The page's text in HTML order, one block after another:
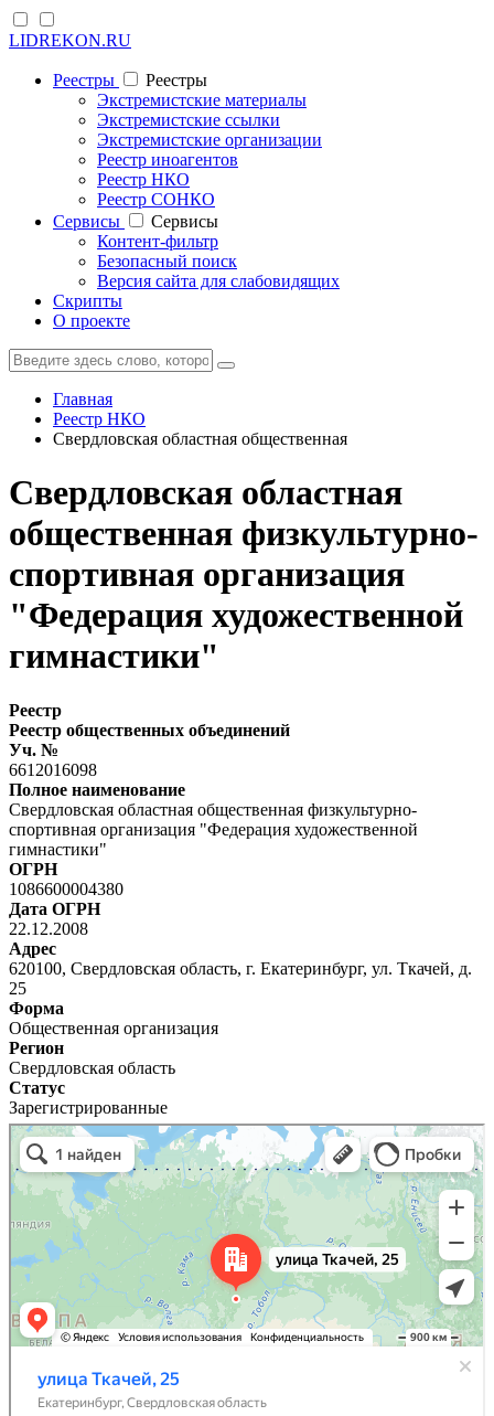
LIDREKON.RU
Реестры
Реестры
Экстремистские материалы
Экстремистские ссылки
Экстремистские организации
Реестр иноагентов
Реестр НКО
Реестр СОНКО
Cервисы
Cервисы
Контент-фильтр
Безопасный поиск
Версия сайта для слабовидящих
Скрипты
О проекте
Главная
Реестр НКО
Свердловская областная общественная
Свердловская областная
общественная физкультурно-
спортивная организация
"Федерация художественной
гимнастики"
Реестр
Реестр общественных объединений
Уч. №
6612016098
Полное наименование
Свердловская областная общественная физкультурно-
спортивная организация "Федерация художественной
гимнастики"
ОГРН
1086600004380
Дата ОГРН
22.12.2008
Адрес
620100, Свердловская область, г. Екатеринбург, ул. Ткачей, д.
25
Форма
Общественная организация
Регион
Свердловская область
Статус
Зарегистрированные